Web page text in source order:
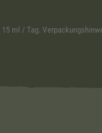
15 ml / Tag.